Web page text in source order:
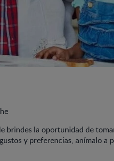
brindes la oportunidad de
y preferencias, anímalo a